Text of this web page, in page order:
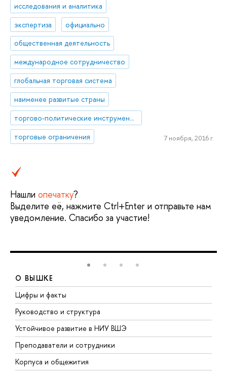
исследования и аналитика
экспертиза
официально
общественная деятельность
международное сотрудничество
глобальная торговая система
наименее развитые страны
торгово-политические инструменты
торговые ограничения
7 ноября, 2016 г.
Нашли опечатку?
Выделите её, нажмите Ctrl+Enter и отправьте нам
уведомление. Спасибо за участие!
О ВЫШКЕ
Цифры и факты
Руководство и структура
Устойчивое развитие в НИУ ВШЭ
Преподаватели и сотрудники
Корпуса и общежития